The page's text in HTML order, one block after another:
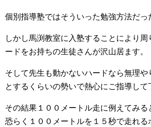
個別指導塾ではそういった勉強方法だっ
しかし馬渕教室に入塾することにより周
ードをお持ちの生徒さんが沢山居ます。
そして先生も動かないハードなら無理や
とするくらいの勢いで熱心にご指導して
その結果１００メートル走に例えてみる
恐らく１００メートルを１５秒で走れる